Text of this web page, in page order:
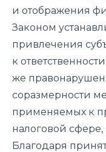
и отображения
Законом
привлечения
к
же
соразмерности
применяемых к
налоговой
Благодаря